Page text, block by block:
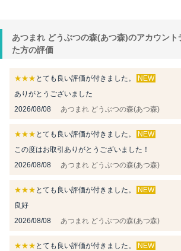
あつまれ どうぶつの森(あつ森)のアカウン
た方の評価
★★★ とても良い評価が付きました。
NEW
ありがとうございました
2026/08/08
あつまれ どうぶつの森(あつ森)
★★★ とても良い評価が付きました。
NEW
この度はお取引ありがとうございました！
2026/08/08
あつまれ どうぶつの森(あつ森)
★★★ とても良い評価が付きました。
NEW
良好
2026/08/08
あつまれ どうぶつの森(あつ森)
★★★ とても良い評価が付きました。
NEW